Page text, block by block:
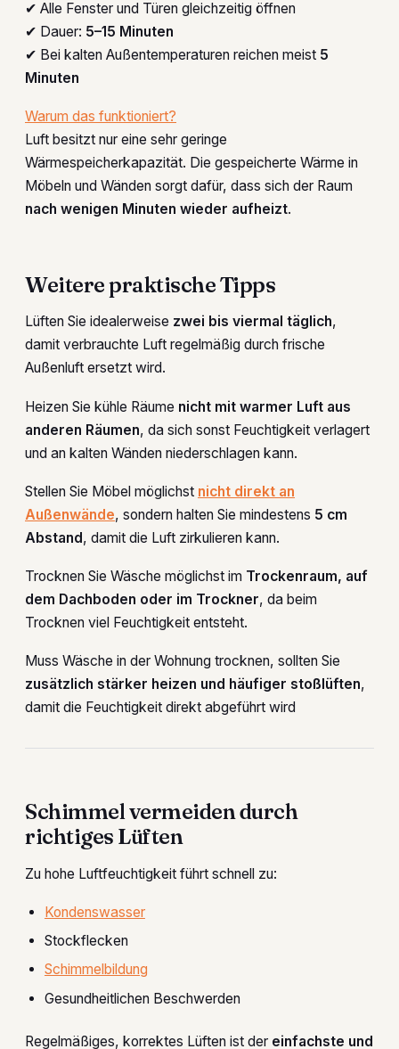
✔ Alle Fenster und Türen gleichzeitig öffnen
✔ Dauer: 5–15 Minuten
✔ Bei kalten Außentemperaturen reichen meist 5
Minuten
Warum das funktioniert?
Luft besitzt nur eine sehr geringe
Wärmespeicherkapazität. Die gespeicherte Wärme in
Möbeln und Wänden sorgt dafür, dass sich der Raum
nach wenigen Minuten wieder aufheizt.
Weitere praktische Tipps
Lüften Sie idealerweise zwei bis viermal täglich,
damit verbrauchte Luft regelmäßig durch frische
Außenluft ersetzt wird.
Heizen Sie kühle Räume nicht mit warmer Luft aus
anderen Räumen, da sich sonst Feuchtigkeit verlagert
und an kalten Wänden niederschlagen kann.
Stellen Sie Möbel möglichst nicht direkt an
Außenwände, sondern halten Sie mindestens 5 cm
Abstand, damit die Luft zirkulieren kann.
Trocknen Sie Wäsche möglichst im Trockenraum, auf
dem Dachboden oder im Trockner, da beim
Trocknen viel Feuchtigkeit entsteht.
Muss Wäsche in der Wohnung trocknen, sollten Sie
zusätzlich stärker heizen und häufiger stoßlüften,
damit die Feuchtigkeit direkt abgeführt wird
Schimmel vermeiden durch
richtiges Lüften
Zu hohe Luftfeuchtigkeit führt schnell zu:
Kondenswasser
Stockflecken
Schimmelbildung
Gesundheitlichen Beschwerden
Regelmäßiges, korrektes Lüften ist der einfachste und